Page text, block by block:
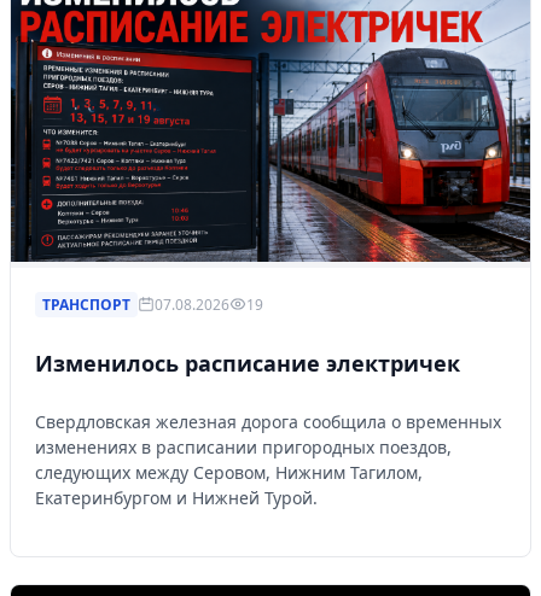
ТРАНСПОРТ 07.08.2026 19
Изменилось расписание электричек
Свердловская железная дорога сообщила о временных
изменениях в расписании пригородных поездов,
следующих между Серовом, Нижним Тагилом,
Екатеринбургом и Нижней Турой.